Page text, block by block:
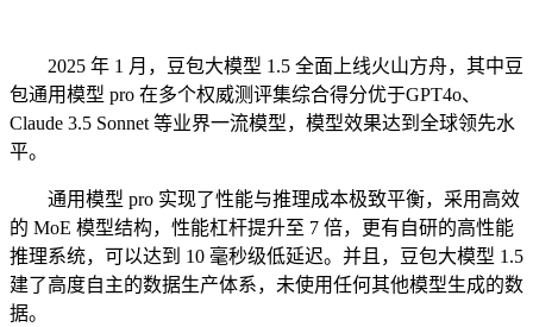
2025 年 1 月，豆包大模型 1.5 全面上线火山方舟，其中豆
包通用模型 pro 在多个权威测评集综合得分优于GPT4o、
Claude 3.5 Sonnet 等业界一流模型，模型效果达到全球领先水
平。
通用模型 pro 实现了性能与推理成本极致平衡，采用高效
的 MoE 模型结构，性能杠杆提升至 7 倍，更有自研的高性能
推理系统，可以达到 10 毫秒级低延迟。并且，豆包大模型 1.5
建了高度自主的数据生产体系，未使用任何其他模型生成的数
据。